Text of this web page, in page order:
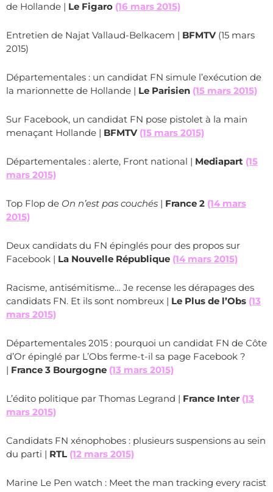
de Hollande | Le Figaro (16 mars 2015)
Entretien de Najat Vallaud-Belkacem | BFMTV (15 mars
2015)
Départementales : un candidat FN simule l’exécution de
la marionnette de Hollande | Le Parisien (15 mars 2015)
Sur Facebook, un candidat FN pose pistolet à la main
menaçant Hollande | BFMTV (15 mars 2015)
Départementales : alerte, Front national | Mediapart (15
mars 2015)
Top Flop de On n’est pas couchés | France 2 (14 mars
2015)
Deux candidats du FN épinglés pour des propos sur
Facebook | La Nouvelle République (14 mars 2015)
Racisme, antisémitisme… Je recense les dérapages des
candidats FN. Et ils sont nombreux | Le Plus de l’Obs (13
mars 2015)
Départementales 2015 : pourquoi un candidat FN de Côte
d’Or épinglé par L’Obs ferme-t-il sa page Facebook ?
| France 3 Bourgogne (13 mars 2015)
L’édito politique par Thomas Legrand | France Inter (13
mars 2015)
Candidats FN xénophobes : plusieurs suspensions au sein
du parti | RTL (12 mars 2015)
Marine Le Pen watch : Meet the man tracking every racist